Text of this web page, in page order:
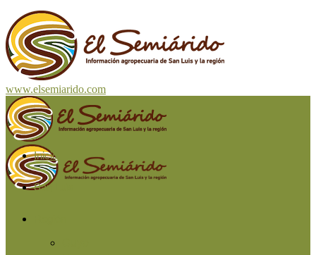
www.elsemiarido.com
Inicio
San Luis